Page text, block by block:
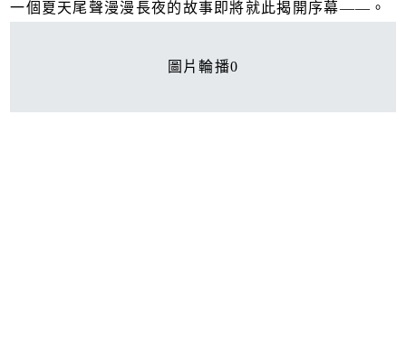
一個夏天尾聲漫漫長夜的故事即將就此揭開序幕——。
圖片輪播0